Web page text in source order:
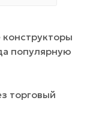
популярную
торговый